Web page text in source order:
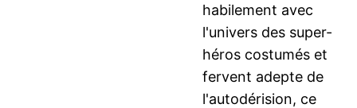
habilement avec
l'univers des super-
héros costumés et
fervent adepte de
l'autodérision, ce